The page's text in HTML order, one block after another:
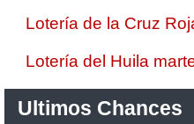
Lotería de la Cruz
Lotería del Huila
Ultimos Chances